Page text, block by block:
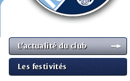
L’actualité du club
Les festivités